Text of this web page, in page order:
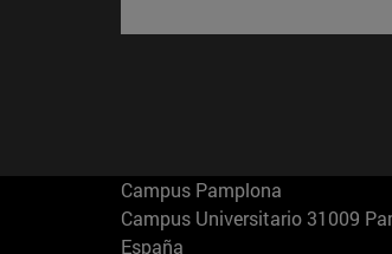
Campus Pamplona
Campus Universitario 31009
España